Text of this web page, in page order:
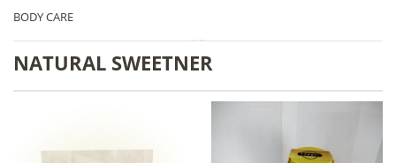
BODY CARE
NATURAL SWEETNER